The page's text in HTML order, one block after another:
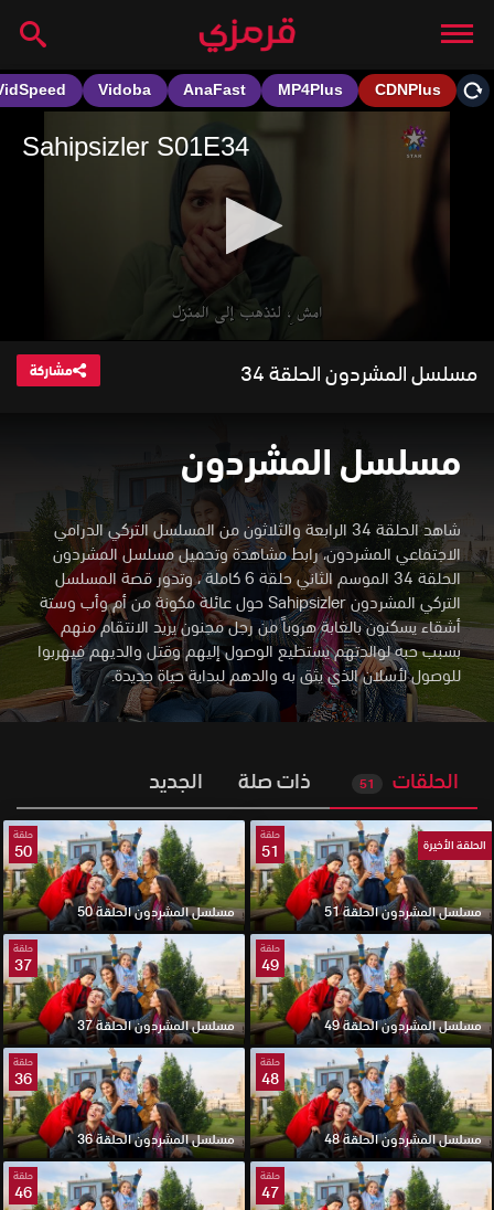
مسلسل المشردون الحلقة 34 مشاركة
مسلسل المشردون
شاهد الحلقة 34 الرابعة والثلاثون من المسلسل التركي الدرامي
الاجتماعي المشردون، رابط مشاهدة وتحميل مسلسل المشردون
الحلقة 34 الموسم الثاني حلقة 6 كاملة ،وتدور قصة المسلسل
التركي المشردون Sahipsizler حول عائلة مكونة من أم وأب وستة
أشقاء يسكنون بالغابة هروباً من رجل مجنون يريد الانتقام منهم
بسبب حبه لوالدتهم يستطيع الوصول إليهم وقتل والديهم فيهربوا
للوصول لأسلان الذي يثق به والدهم لبداية حياة جديدة.
الحلقات 51 ذات صلة الجديد
الحلقة الأخيرة
حلقة
51
مسلسل المشردون الحلقة 51
حلقة
50
مسلسل المشردون الحلقة 50
حلقة
49
مسلسل المشردون الحلقة 49
حلقة
37
مسلسل المشردون الحلقة 37
حلقة
48
مسلسل المشردون الحلقة 48
حلقة
36
مسلسل المشردون الحلقة 36
حلقة
47
حلقة
46